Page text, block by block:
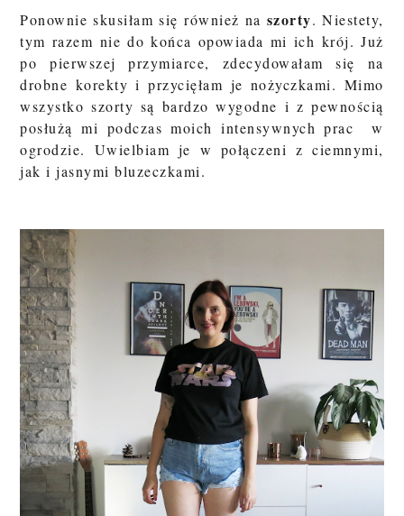
Ponownie skusiłam się również na szorty. Niestety,
tym razem nie do końca opowiada mi ich krój. Już
po pierwszej przymiarce, zdecydowałam się na
drobne korekty i przycięłam je nożyczkami. Mimo
wszystko szorty są bardzo wygodne i z pewnością
posłużą mi podczas moich intensywnych prac w
ogrodzie. Uwielbiam je w połączeni z ciemnymi,
jak i jasnymi bluzeczkami.